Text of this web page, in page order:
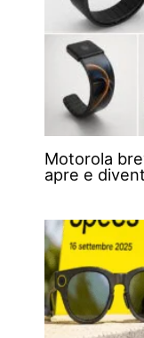
Motorola
apre e